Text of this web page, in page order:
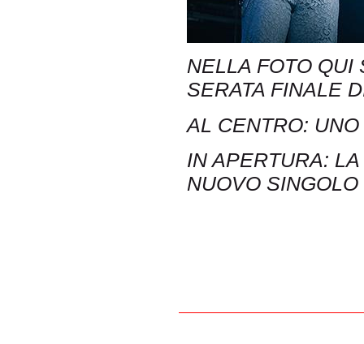
NELLA FOTO QUI
SERATA FINALE
AL CENTRO:
IN APERTURA:
NUOVO